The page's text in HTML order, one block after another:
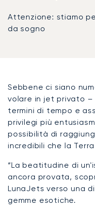
Attenzione: stiamo
da sogno
Sebbene ci siano
volare in jet privato
termini di tempo e
privilegi più
possibilità di
incredibili che la
“La beatitudine di
ancora provata,
LunaJets verso una
gemme esotiche.